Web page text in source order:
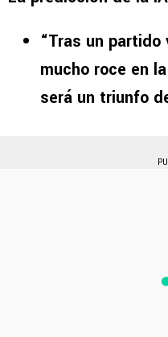
“Tras un
mucho roce en
será un triunfo